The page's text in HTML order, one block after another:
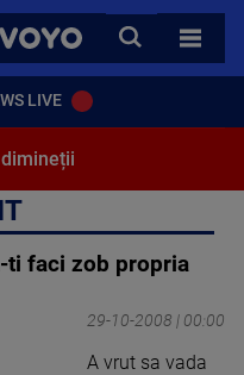
VOYO
CAUTA
TOATE
LIVE
ti faci zob propria
29-10-2008 | 00:00
A vrut sa vada